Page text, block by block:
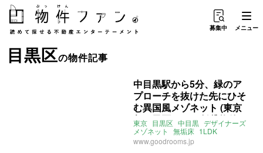
募集中 メニュー
目黒区の物件記事
中目黒駅から5分、緑のア
プローチを抜けた先にひそ
む異国風メゾネット (東京
都目黒区70㎡の賃貸物件)
東京 目黒区 中目黒 デザイナーズ
メゾネット
無垢床 1LDK
ペット飼育可 SOHO可
賃貸
www.goodrooms.jp